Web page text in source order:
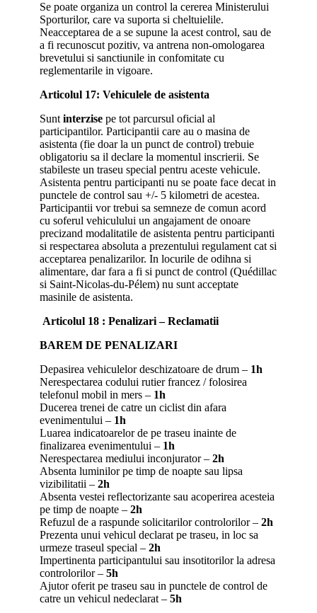
Se poate organiza un control la cererea Ministerului
Sporturilor, care va suporta si cheltuielile.
Neacceptarea de a se supune la acest control, sau de
a fi recunoscut pozitiv, va antrena non-omologarea
brevetului si sanctiunile in confomitate cu
reglementarile in vigoare.
Articolul 17: Vehiculele de asistenta
Suntinterzise pe tot parcursul oficial al
participantilor. Participantii care au o masina de
asistenta (fie doar la un punct de control) trebuie
obligatoriu sa il declare la momentul inscrierii. Se
stabileste un traseu special pentru aceste vehicule.
Asistenta pentru participanti nu se poate face decat in
punctele de control sau +/- 5 kilometri de acestea.
Participantii vor trebui sa semneze de comun acord
cu soferul vehiculului un angajament de onoare
precizand modalitatile de asistenta pentru participanti
si respectarea absoluta a prezentului regulament cat si
acceptarea penalizarilor. In locurile de odihna si
alimentare, dar fara a fi si punct de control (Quédillac
si Saint-Nicolas-du-Pélem) nu sunt acceptate
masinile de asistenta.
Articolul 18 : Penalizari – Reclamatii
BAREM DE PENALIZARI
Depasirea vehiculelor deschizatoare de drum – 1h
Nerespectarea codului rutier francez / folosirea
telefonul mobil in mers – 1h
Ducerea trenei de catre un ciclist din afara
evenimentului – 1h
Luarea indicatoarelor de pe traseu inainte de
finalizarea evenimentului – 1h
Nerespectarea mediului inconjurator – 2h
Absenta luminilor pe timp de noapte sau lipsa
vizibilitatii – 2h
Absenta vestei reflectorizante sau acoperirea acesteia
pe timp de noapte – 2h
Refuzul de a raspunde solicitarilor controlorilor – 2h
Prezenta unui vehicul declarat pe traseu, in loc sa
urmeze traseul special – 2h
Impertinenta participantului sau insotitorilor la adresa
controlorilor – 5h
Ajutor oferit pe traseu sau in punctele de control de
catre un vehicul nedeclarat – 5h